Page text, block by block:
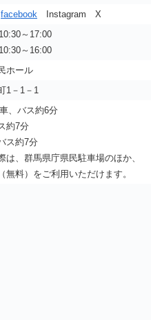
facebook Instagram X
～17:00
～16:00
ホール
1－1－1
、バス約6分
約7分
ス約7分
、群馬県庁県民駐車場のほか、
無料）をご利用いただけます。